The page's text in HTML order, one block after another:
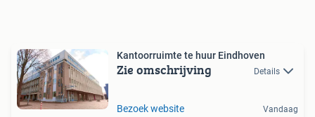
Kantoorruimte te huur Eindhoven
Zie omschrijving Details
Bezoek website Vandaag